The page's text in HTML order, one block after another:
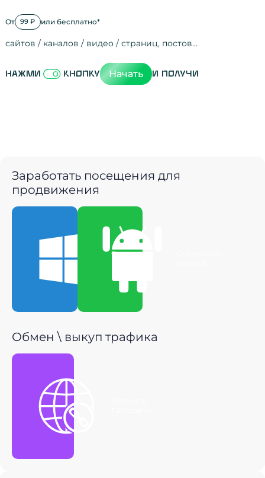
От 99 ₽ или бесплатно*
сайтов / каналов / видео / страниц, постов…
Нажми кнопку Начать и получи
Заработать посещения для
продвижения
Скачать для
Обмен \ выкуп трафика